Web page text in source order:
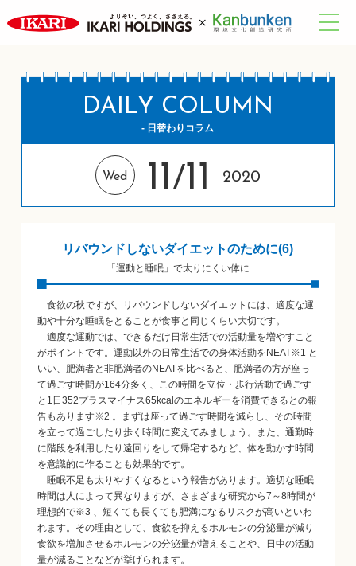
DAILY COLUMN
- 日替わりコラム
Wed 11/11 2020
リバウンドしないダイエットのために(6)
「運動と睡眠」で太りにくい体に
食欲の秋ですが、リバウンドしないダイエットには、適度な運
動や十分な睡眠をとることが食事と同じくらい大切です。
適度な運動では、できるだけ日常生活での活動量を増やすこと
がポイントです。運動以外の日常生活での身体活動をNEAT※1 と
いい、肥満者と非肥満者のNEATを比べると、肥満者の方が座っ
て過ごす時間が164分多く、この時間を立位・歩行活動で過ごす
と1日352プラスマイナス65kcalのエネルギーを消費できるとの報
告もあります※2 。まずは座って過ごす時間を減らし、その時間
を立って過ごしたり歩く時間に変えてみましょう。また、通勤時
に階段を利用したり遠回りをして帰宅するなど、体を動かす時間
を意識的に作ることも効果的です。
睡眠不足も太りやすくなるという報告があります。適切な睡眠
時間は人によって異なりますが、さまざまな研究から7～8時間が
理想的で※3 、短くても長くても肥満になるリスクが高いといわ
れます。その理由として、食欲を抑えるホルモンの分泌量が減り
食欲を増加させるホルモンの分泌量が増えることや、日中の活動
量が減ることなどが挙げられます。